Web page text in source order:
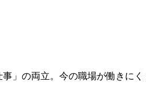
」の両立。今の職場が働きに